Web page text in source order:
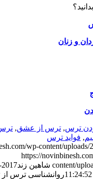
و زنان
ترس, ترس از عشق,
, فواید ترس
wp-content/uploads/
https://
content/ شاهین زند
روانشناسی ترس از